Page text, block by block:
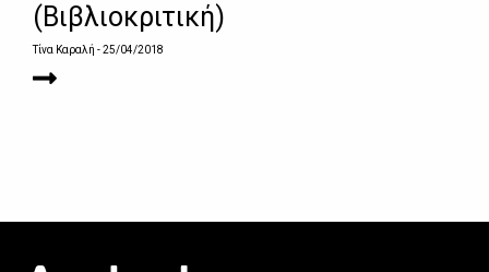
(Βιβλιοκριτική)
Τίνα Καραλή - 25/04/2018